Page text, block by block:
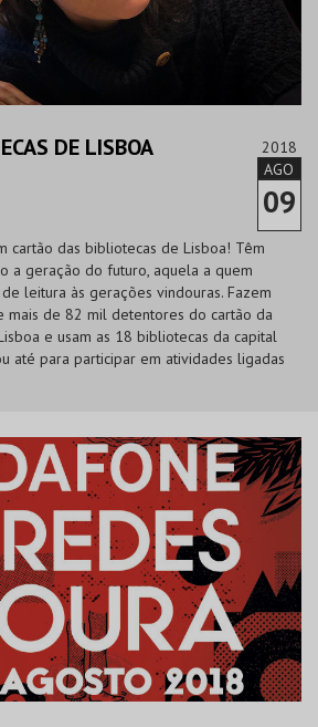
DE LISBOA
2018
AGO
09
cartão das bibliotecas de Lisboa! Têm
a geração do futuro, aquela a quem
leitura às gerações vindouras. Fazem
mais de 82 mil detentores do cartão da
e usam as 18 bibliotecas da capital
até para participar em atividades ligadas